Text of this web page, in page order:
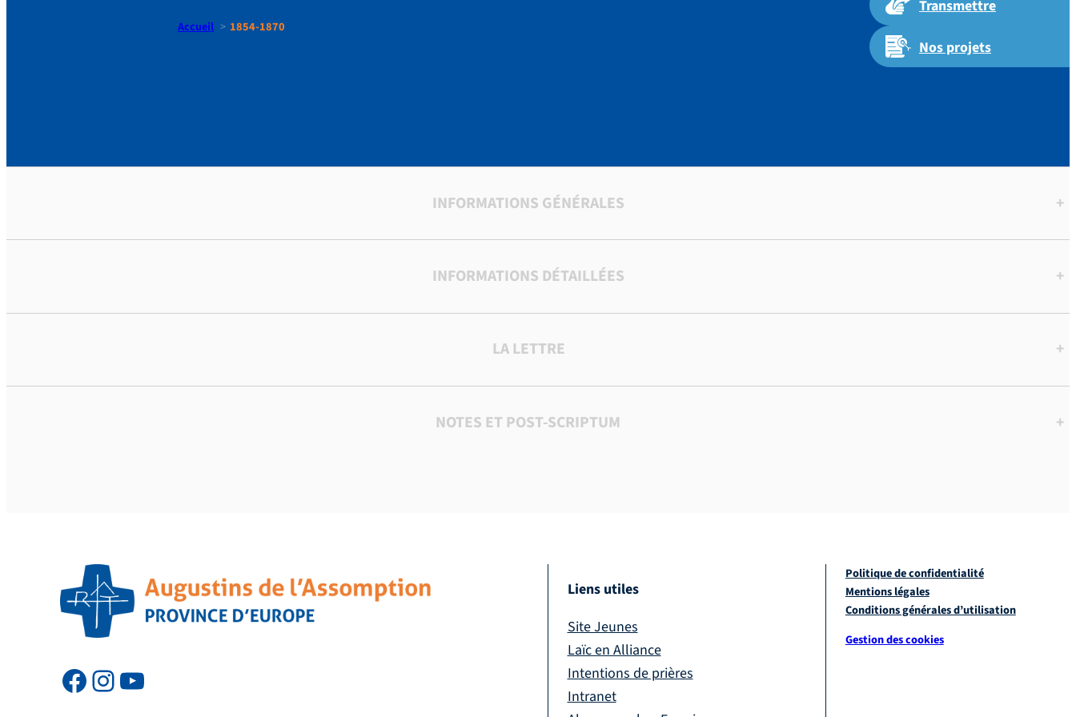
Transmettre
Nos projets
Accueil 1854-1870
INFORMATIONS GÉNÉRALES +
INFORMATIONS DÉTAILLÉES +
LA LETTRE +
NOTES ET POST-SCRIPTUM +
Liens utiles
Site Jeunes
Laïc en Alliance
Intentions de prières
Intranet
Politique de confidentialité
Mentions légales
Conditions générales d’utilisation
Gestion des cookies